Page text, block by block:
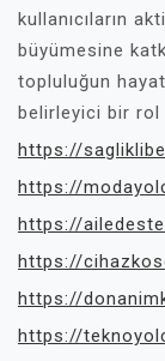
kullanıcıların
büyümesine
topluluğun
belirleyici bir rol
https://
https://
https://
https://
https://
https://